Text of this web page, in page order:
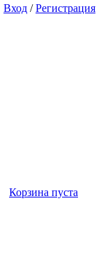
Вход /Регистрация
Корзина пуста